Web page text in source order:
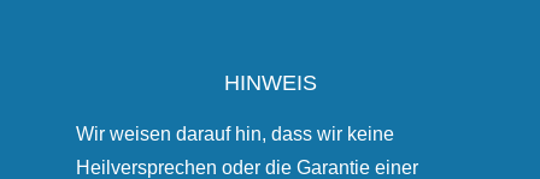
HINWEIS
Wir weisen darauf hin, dass wir keine
Heilversprechen oder die Garantie einer